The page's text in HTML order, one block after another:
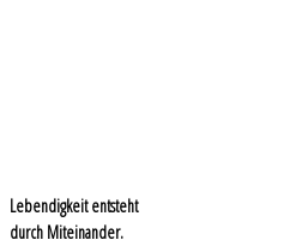
Lebendigkeit entsteht
durch Miteinander.